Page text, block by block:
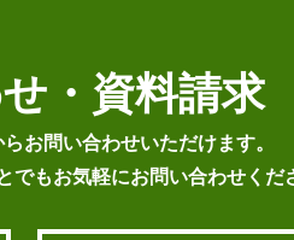
・資料請求
お問い合わせいただけます。
でもお気軽にお問い合わせくだ